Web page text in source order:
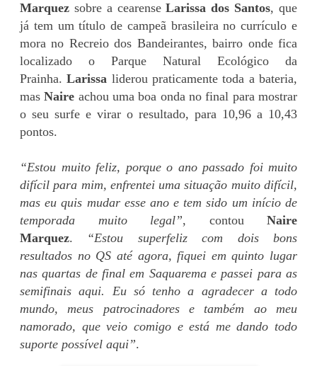
Marquez sobre a cearenseLarissa dos Santos, que
já tem um título de campeã brasileira no currículo e
mora no Recreio dos Bandeirantes, bairro onde fica
localizado o Parque Natural Ecológico da
Prainha.Larissa liderou praticamente toda a bateria,
masNaire achou uma boa onda no final para mostrar
o seu surfe e virar o resultado, para 10,96 a 10,43
pontos.
“Estou muito feliz, porque o ano passado foi muito
difícil para mim, enfrentei uma situação muito difícil,
mas eu quis mudar esse ano e tem sido um início de
temporada muito legal”, contou Naire
Marquez. “Estou superfeliz com dois bons
resultados no QS até agora, fiquei em quinto lugar
nas quartas de final em Saquarema e passei para as
semifinais aqui. Eu só tenho a agradecer a todo
mundo, meus patrocinadores e também ao meu
namorado, que veio comigo e está me dando todo
suporte possível aqui”.